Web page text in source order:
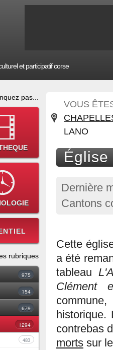
et participatif corse
pas...
rubriques
975
154
679
1294
483
VOUS
LANO
Église
Dernière
Cantons
Cette
a été
tableau
Clément
contrebas
morts sur